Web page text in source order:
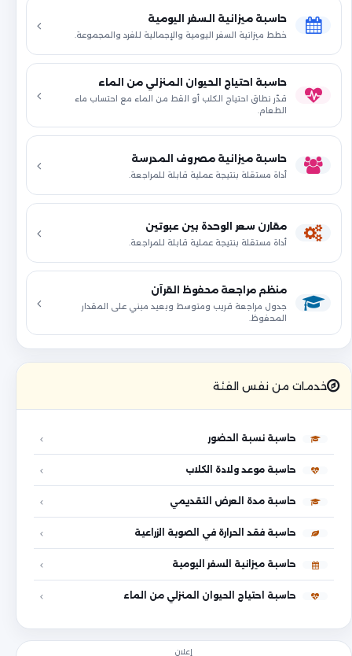
حاسبة ميزانية السفر اليومية
خطط ميزانية السفر اليومية والإجمالية للفرد والمجموعة.
حاسبة احتياج الحيوان المنزلي من الماء
قدّر نطاق احتياج الكلب أو القط من الماء مع احتساب ماء
الطعام.
حاسبة ميزانية مصروف المدرسة
أداة مستقلة بنتيجة عملية قابلة للمراجعة.
مقارن سعر الوحدة بين عبوتين
أداة مستقلة بنتيجة عملية قابلة للمراجعة.
منظم مراجعة محفوظ القرآن
جدول مراجعة قريب ومتوسط وبعيد مبني على المقدار
المحفوظ.
خدمات من نفس الفئة
حاسبة نسبة الحضور
حاسبة موعد ولادة الكلاب
حاسبة مدة العرض التقديمي
حاسبة فقد الحرارة في الصوبة الزراعية
حاسبة ميزانية السفر اليومية
حاسبة احتياج الحيوان المنزلي من الماء
إعلان